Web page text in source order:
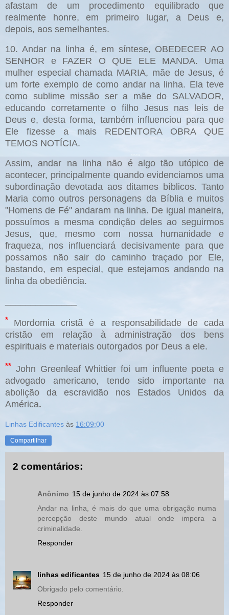
afastam de um procedimento equilibrado que
realmente honre, em primeiro lugar, a Deus e,
depois, aos semelhantes.
10. Andar na linha é, em síntese, OBEDECER AO
SENHOR e FAZER O QUE ELE MANDA. Uma
mulher especial chamada MARIA, mãe de Jesus, é
um forte exemplo de como andar na linha. Ela teve
como sublime missão ser a mãe do SALVADOR,
educando corretamente o filho Jesus nas leis de
Deus e, desta forma, também influenciou para que
Ele fizesse a mais REDENTORA OBRA QUE
TEMOS NOTÍCIA.
Assim, andar na linha não é algo tão utópico de
acontecer, principalmente quando evidenciamos uma
subordinação devotada aos ditames bíblicos. Tanto
Maria como outros personagens da Bíblia e muitos
"Homens de Fé" andaram na linha. De igual maneira,
possuímos a mesma condição deles ao seguirmos
Jesus, que, mesmo com nossa humanidade e
fraqueza, nos influenciará decisivamente para que
possamos não sair do caminho traçado por Ele,
bastando, em especial, que estejamos andando na
linha da obediência.
* Mordomia cristã é a responsabilidade de cada
cristão em relação à administração dos bens
espirituais e materiais outorgados por Deus a ele.
** John Greenleaf Whittier foi um influente poeta e
advogado americano, tendo sido importante na
abolição da escravidão nos Estados Unidos da
América.
Linhas Edificantes às 16:09:00
Compartilhar
2 comentários:
Anônimo 15 de junho de 2024 às 07:58
Andar na linha, é mais do que uma obrigação numa
percepção deste mundo atual onde impera a
criminalidade.
Responder
linhas edificantes 15 de junho de 2024 às 08:06
Obrigado pelo comentário.
Responder